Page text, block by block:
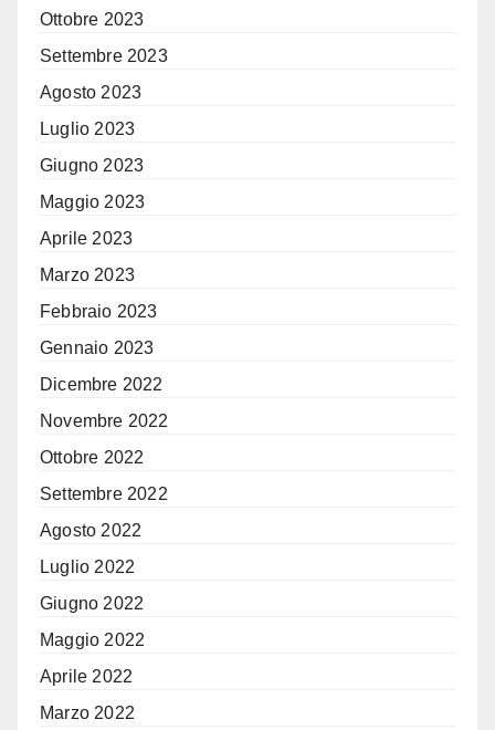
Ottobre 2023
Settembre 2023
Agosto 2023
Luglio 2023
Giugno 2023
Maggio 2023
Aprile 2023
Marzo 2023
Febbraio 2023
Gennaio 2023
Dicembre 2022
Novembre 2022
Ottobre 2022
Settembre 2022
Agosto 2022
Luglio 2022
Giugno 2022
Maggio 2022
Aprile 2022
Marzo 2022